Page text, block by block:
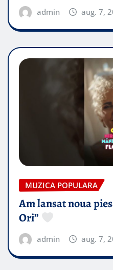
admin aug. 7,
MUZICA POPULARA
Am lansat noua
Ori”
admin aug. 7,